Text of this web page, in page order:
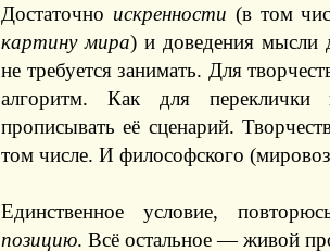
Достаточно искренности (в том
картину мира) и доведения мысли
не требуется занимать. Для
алгоритм. Как для переклички
прописывать её сценарий.
том числе. И философского
Единственное условие,
позицию. Всё остальное — живой